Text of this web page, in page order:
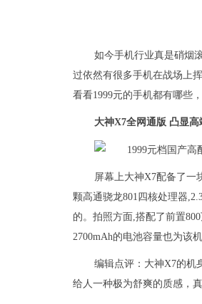
如今手机行业真是硝烟
过依然有很多手机在战场上
看看1999元的手机都有哪些
大神X7全网通版 凸显高
屏幕上大神X7配备了一
颗高通骁龙801四核处理器
的。拍照方面,搭配了前置
2700mAh的电池容量也为该
编辑点评：大神X7的机
给人一种极为舒爽的质感，